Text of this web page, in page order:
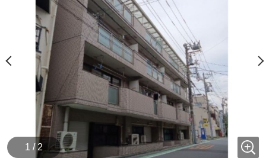
1 / 2